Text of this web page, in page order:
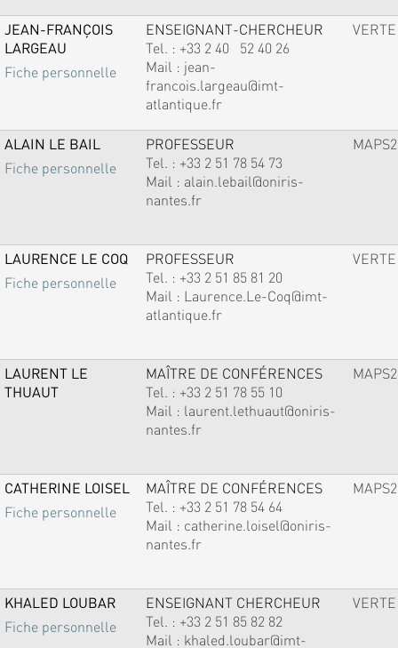
JEAN-FRANÇOIS
LARGEAU
Fiche personnelle
ENSEIGNANT-CHERCHEUR
Tel. : +33 2 40 52 40 26
Mail : jean-
francois.largeau@imt-
atlantique.fr
VERTE
ALAIN LE BAIL
Fiche personnelle
PROFESSEUR
Tel. : +33 2 51 78 54 73
Mail : alain.lebail@oniris-
nantes.fr
MAPS2
LAURENCE LE COQ
Fiche personnelle
PROFESSEUR
Tel. : +33 2 51 85 81 20
Mail : Laurence.Le-Coq@imt-
atlantique.fr
VERTE
LAURENT LE
THUAUT
MAÎTRE DE CONFÉRENCES
Tel. : +33 2 51 78 55 10
Mail : laurent.lethuaut@oniris-
nantes.fr
MAPS2
CATHERINE LOISEL
Fiche personnelle
MAÎTRE DE CONFÉRENCES
Tel. : +33 2 51 78 54 64
Mail : catherine.loisel@oniris-
nantes.fr
MAPS2
KHALED LOUBAR
Fiche personnelle
ENSEIGNANT CHERCHEUR
Tel. : +33 2 51 85 82 82
Mail : khaled.loubar@imt-
VERTE